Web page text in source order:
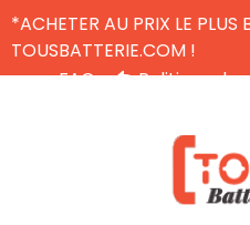
*ACHETER AU PRIX LE PLUS
TOUSBATTERIE.COM !
FAQ
Politique de